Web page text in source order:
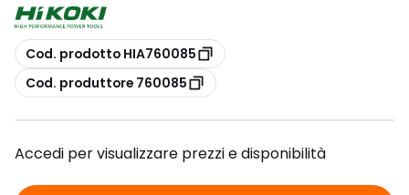
copia
Cod. prodotto HIA760085
copia
Cod. produttore 760085
Accedi per visualizzare prezzi e disponibilità